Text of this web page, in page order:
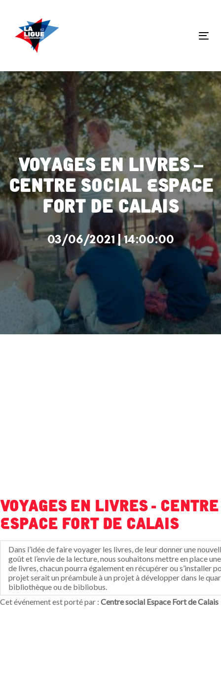
to
primary
navigation
to
content
Voyages en livres –
Centre social Espace
Fort de Calais
03/06/2021 | 14:00:00
Voyages en livres -
Espace Fort de Calais
Dans l’idée de faire voyager les livres, de leur donner une
goût et l’envie de la lecture, nous souhaitons mettre en place
de livres, chacun pourra également en récupérer ou s’installer
projet serait un préambule à un projet à développer dans le
bibliothèque ou de bibliobus.
Cet événement est porté par : Centre social Espace Fort de Calais